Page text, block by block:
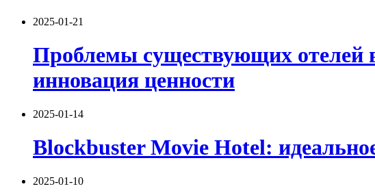
2025-01-21
Проблемы существующих отелей
инновация ценности
2025-01-14
Blockbuster Movie Hotel:
2025-01-10